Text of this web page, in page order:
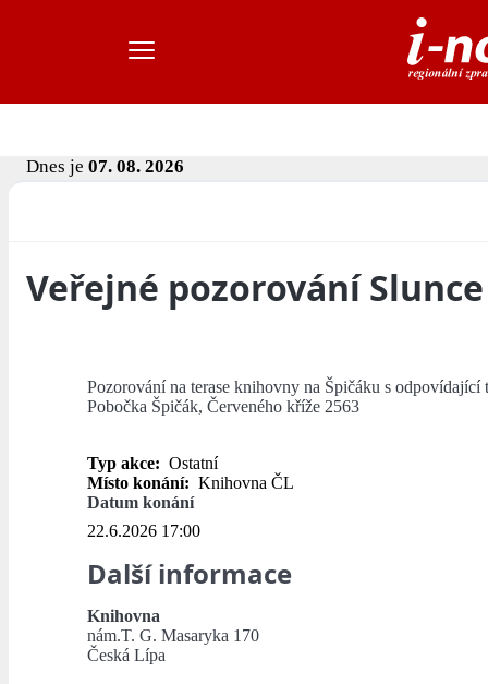
Dnes je 07. 08. 2026
Veřejné pozorování
Pozorování na terase knihovny na Špičáku s
Pobočka Špičák, Červeného kříže 2563
Typ akce: Ostatní
Místo konání: Knihovna ČL
Datum konání
22.6.2026 17:00
Další informace
Knihovna
nám.T. G. Masaryka 170
Česká Lípa